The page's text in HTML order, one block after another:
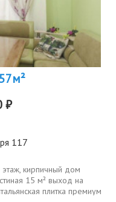
₽
117
кирпичный дом
15 м² выход на
плитка премиум